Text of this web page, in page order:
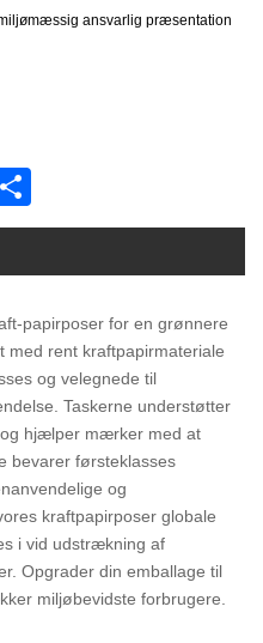
ansvarlig præsentation
papirposer for en grønnere
med rent kraftpapirmateriale
og velegnede til
Taskerne understøtter
hjælper mærker med at
bevarer førsteklasses
og
kraftpapirposer globale
i vid udstrækning af
Opgrader din emballage til
miljøbevidste forbrugere.